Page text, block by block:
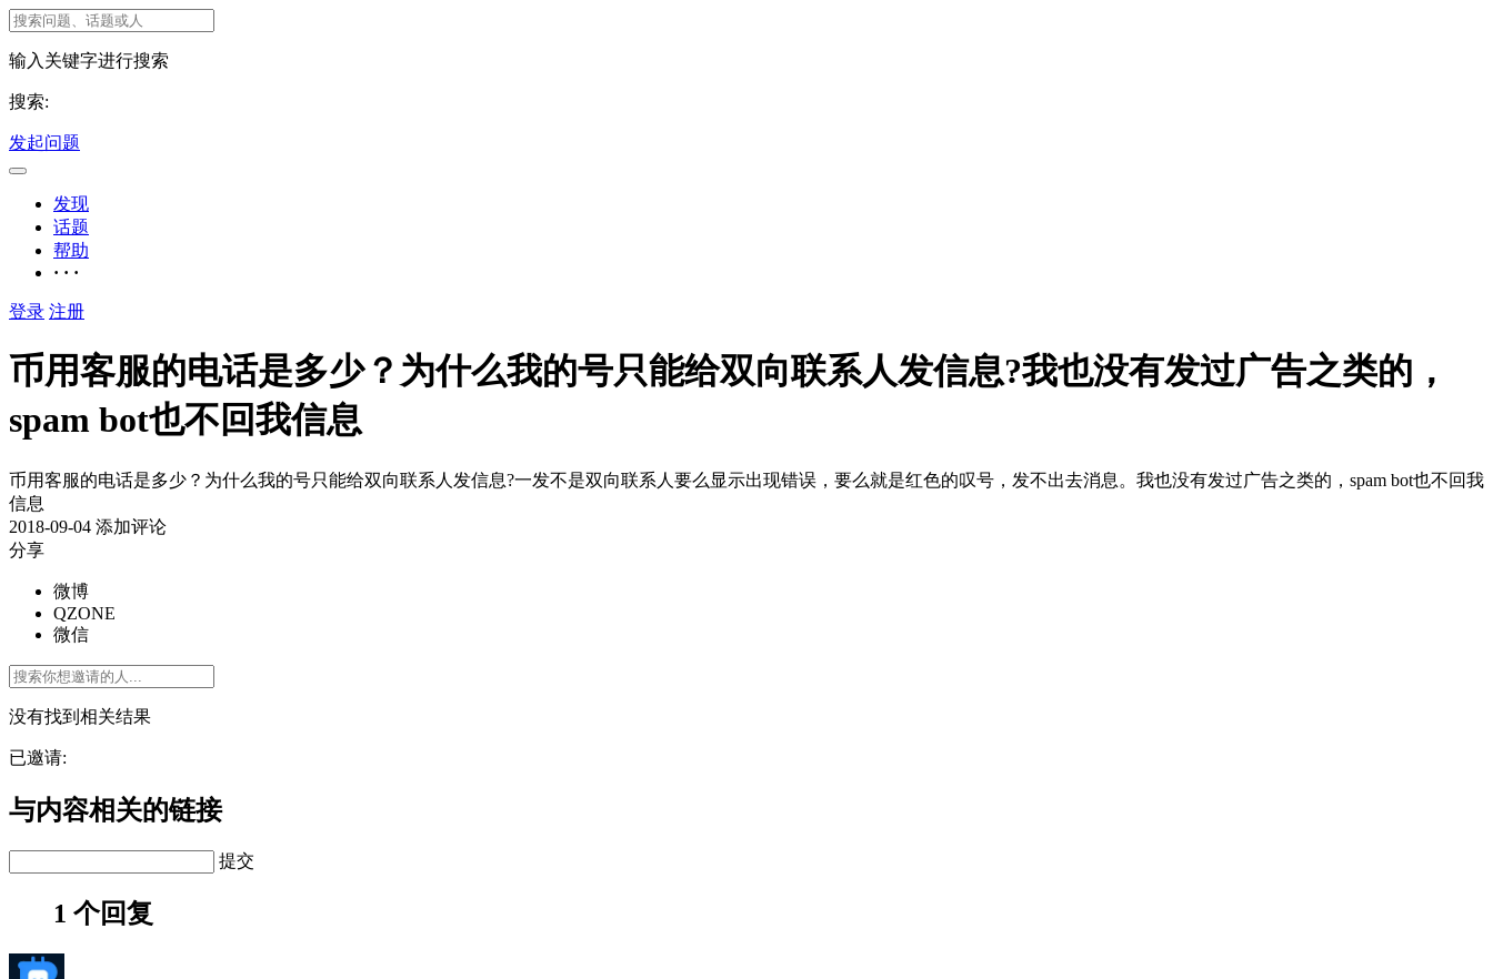
输入关键字进行搜索
搜索:
发起问题
发现
话题
帮助
· · ·
登录 注册
币用客服的电话是多少？为什么我的号只能给双向联系人发信息?我也没有发过广告之类的，
spam bot也不回我信息
币用客服的电话是多少？为什么我的号只能给双向联系人发信息?一发不是双向联系人要么显示出现错误，要么就是红色的叹号，发不出去消息。我也没有发过广告之类的，spam bot也不回我
信息
2018-09-04 添加评论
分享
微博
QZONE
微信
没有找到相关结果
已邀请:
与内容相关的链接
提交
1 个回复